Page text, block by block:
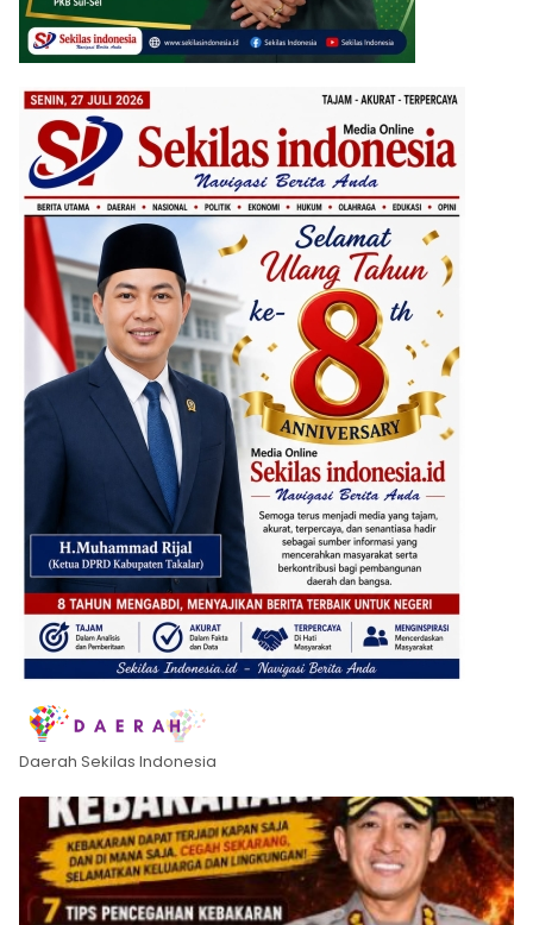
Daerah Sekilas Indonesia